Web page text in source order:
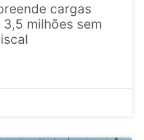
cargas
milhões sem